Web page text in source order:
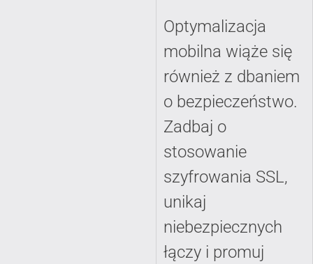
Optymalizacja
mobilna wiąże się
również z dbaniem
o bezpieczeństwo.
Zadbaj o
stosowanie
szyfrowania SSL,
unikaj
niebezpiecznych
łączy i promuj